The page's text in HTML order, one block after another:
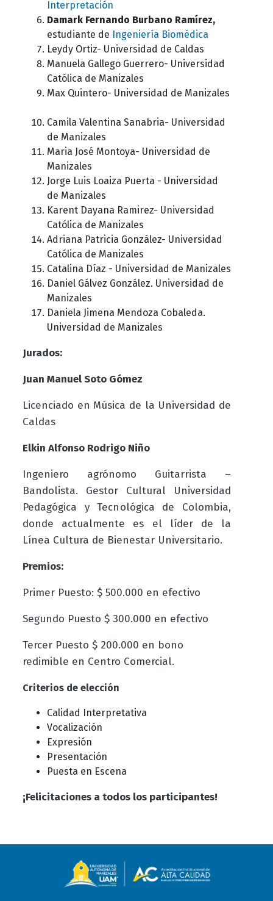
Interpretación
Damark Fernando Burbano Ramírez,
estudiante de Ingeniería Biomédica
Leydy Ortiz- Universidad de Caldas
Manuela Gallego Guerrero- Universidad
Católica de Manizales
Max Quintero- Universidad de Manizales
Camila Valentina Sanabria- Universidad
de Manizales
Maria José Montoya- Universidad de
Manizales
Jorge Luis Loaiza Puerta - Universidad
de Manizales
Karent Dayana Ramirez- Universidad
Católica de Manizales
Adriana Patricia González- Universidad
Católica de Manizales
Catalina Díaz - Universidad de Manizales
Daniel Gálvez González. Universidad de
Manizales
Daniela Jimena Mendoza Cobaleda.
Universidad de Manizales
Jurados:
Juan Manuel Soto Gómez
Licenciado en Música de la Universidad de
Caldas
Elkin Alfonso Rodrigo Niño
Ingeniero agrónomo Guitarrista –
Bandolista. Gestor Cultural Universidad
Pedagógica y Tecnológica de Colombia,
donde actualmente es el líder de la
Línea Cultura de Bienestar Universitario.
Premios:
Primer Puesto: $ 500.000 en efectivo
Segundo Puesto $ 300.000 en efectivo
Tercer Puesto $ 200.000 en bono
redimible en Centro Comercial.
Criterios de elección
Calidad Interpretativa
Vocalización
Expresión
Presentación
Puesta en Escena
¡Felicitaciones a todos los participantes!